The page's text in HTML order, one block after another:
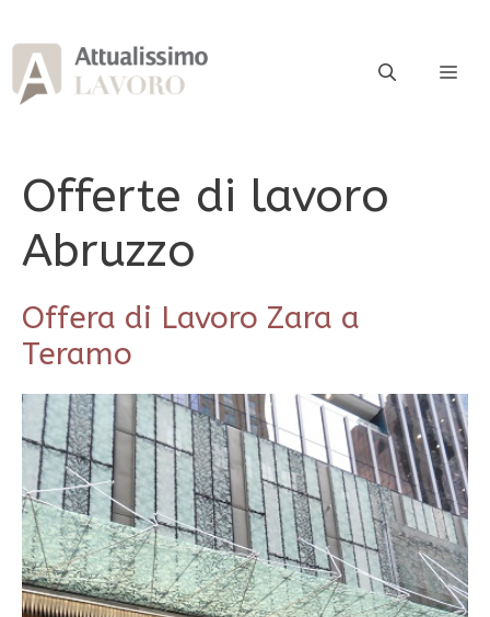
al
contenuto
Offerte di lavoro
Abruzzo
Offera di Lavoro Zara a
Teramo